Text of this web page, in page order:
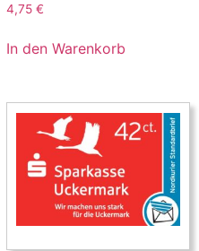
4,75 €
In den Warenkorb